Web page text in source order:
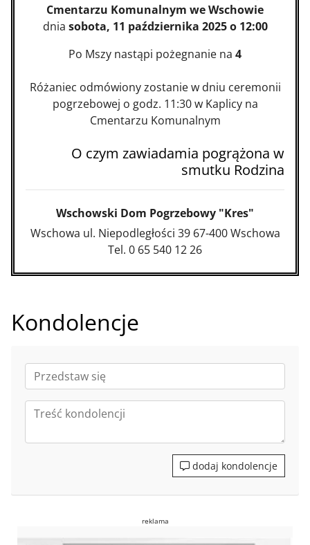
Cmentarzu Komunalnym we Wschowie
dnia sobota, 11 października 2025 o 12:00
Po Mszy nastąpi pożegnanie na 4
Różaniec odmówiony zostanie w dniu ceremonii
pogrzebowej o godz. 11:30 w Kaplicy na
Cmentarzu Komunalnym
O czym zawiadamia pogrążona w
smutku Rodzina
Wschowski Dom Pogrzebowy "Kres"
Wschowa ul. Niepodległości 39 67-400 Wschowa
Tel. 0 65 540 12 26
Kondolencje
dodaj kondolencje
reklama